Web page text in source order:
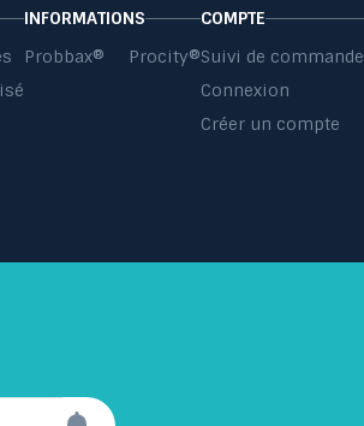
INFORMATIONS
Probbax®
Procity®
COMPTE
Suivi de commande
Connexion
Créer un compte